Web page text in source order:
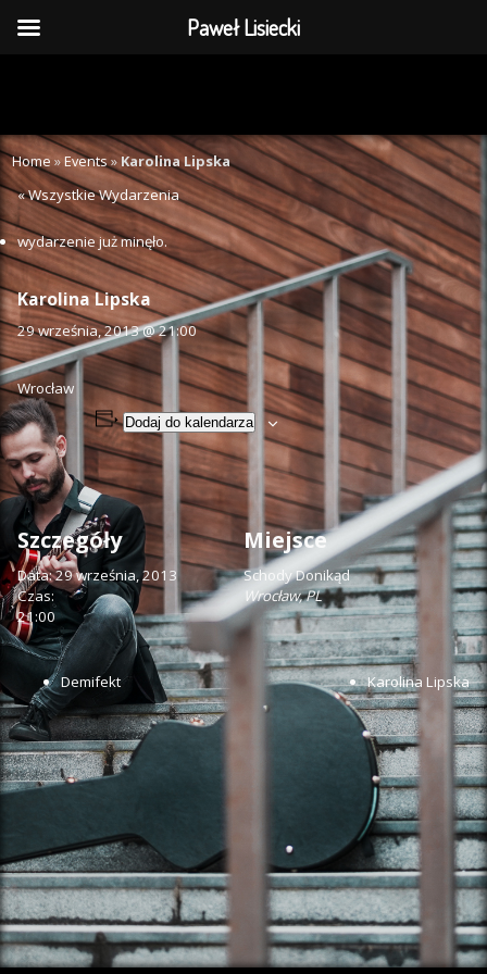
Home»Events» Karolina Lipska
« Wszystkie Wydarzenia
wydarzenie już minęło.
Karolina Lipska
29 września, 2013 @ 21:00
Wrocław
Dodaj do kalendarza
Szczegóły
Data:29 września, 2013
Czas:
21:00
Miejsce
Schody Donikąd
Wrocław,PL
Demifekt Karolina Lipska
Paweł Lisiecki